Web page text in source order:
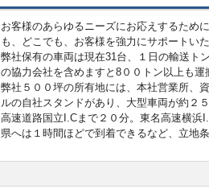
お客様のあらゆるニーズにお応えするため
も、どこでも、お客様を強力にサポートいた
弊社保有の車両は現在31台、１日の輸送ト
の協力会社を含めますと8００トン以上も運
弊社５００坪の所有地には、本社営業所、
ルの自社スタンドがあり、大型車両が約２
高速道路国立I.Cまで２０分。東名高速横浜
県へは１時間ほどで到着できるなど、立地